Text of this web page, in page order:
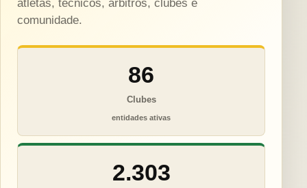
atletas, técnicos, árbitros, clubes e
comunidade.
86
Clubes
entidades ativas
2.303